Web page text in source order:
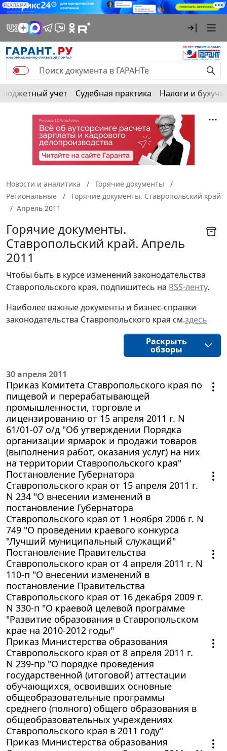
РЕКЛАМА
Бюджетный учет Судебная практика Налоги и
Новости и аналитика
Горячие документы
Региональные
Горячие документы. Ставропольский край
Апрель 2011
Горячие документы.
Ставропольский край. Апрель
2011
Чтобы быть в курсе изменений законодательства
Ставропольского края, подпишитесь на RSS-ленту.
Наиболее важные документы и бизнес-справки
законодательства Ставропольского края см.здесь
Раскрыть
обзоры
30 апреля 2011
Приказ Комитета Ставропольского края по
пищевой и перерабатывающей
промышленности, торговле и
лицензированию от 15 апреля 2011 г. N
61/01-07 о/д "Об утверждении Порядка
организации ярмарок и продажи товаров
(выполнения работ, оказания услуг) на них
на территории Ставропольского края"
Постановление Губернатора
Ставропольского края от 15 апреля 2011 г.
N 234 "О внесении изменений в
постановление Губернатора
Ставропольского края от 1 ноября 2006 г. N
749 "О проведении краевого конкурса
"Лучший муниципальный служащий"
Постановление Правительства
Ставропольского края от 4 апреля 2011 г. N
110-п "О внесении изменений в
постановление Правительства
Ставропольского края от 16 декабря 2009 г.
N 330-п "О краевой целевой программе
"Развитие образования в Ставропольском
крае на 2010-2012 годы"
Приказ Министерства образования
Ставропольского края от 8 апреля 2011 г.
N 239-пр "О порядке проведения
государственной (итоговой) аттестации
обучающихся, освоивших основные
общеобразовательные программы
среднего (полного) общего образования в
общеобразовательных учреждениях
Ставропольского края в 2011 году"
Приказ Министерства образования